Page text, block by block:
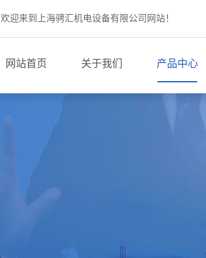
欢迎来到上海骋汇机电设备有限公司网站！
网站首页 关于我们 产品中心